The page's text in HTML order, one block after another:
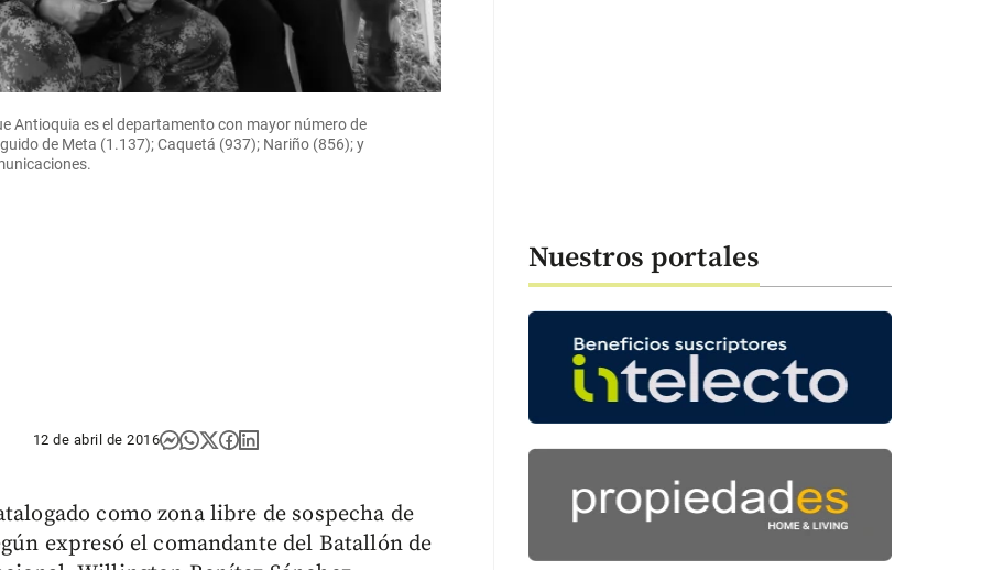
Antioquia es el departamento con mayor número de
de Meta (1.137); Caquetá (937); Nariño (856); y
12 de abril de 2016
como zona libre de sospecha de
expresó el comandante del Batallón de
Nuestros portales